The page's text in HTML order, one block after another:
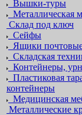
Вышки-туры
Металлическая
Склад под ключ
Сейфы
Ящики
Складская
Контейнеры,
Пластиковая
контейнеры
Медицинская
Металлические